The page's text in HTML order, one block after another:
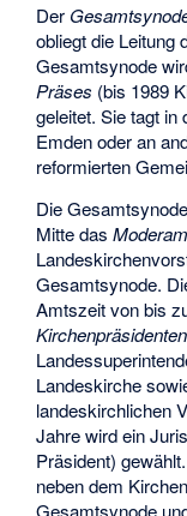
Der
obliegt die Leitung
Gesamtsynode
Präses (bis 1989
geleitet. Sie tagt in
Emden oder an
reformierten
Die
Mitte das
Gesamtsynode.
Amtszeit von bis
Kirchenpräsidenten
Landeskirche
landeskirchlichen
Jahre wird ein
Präsident)
neben dem
Gesamtsynode